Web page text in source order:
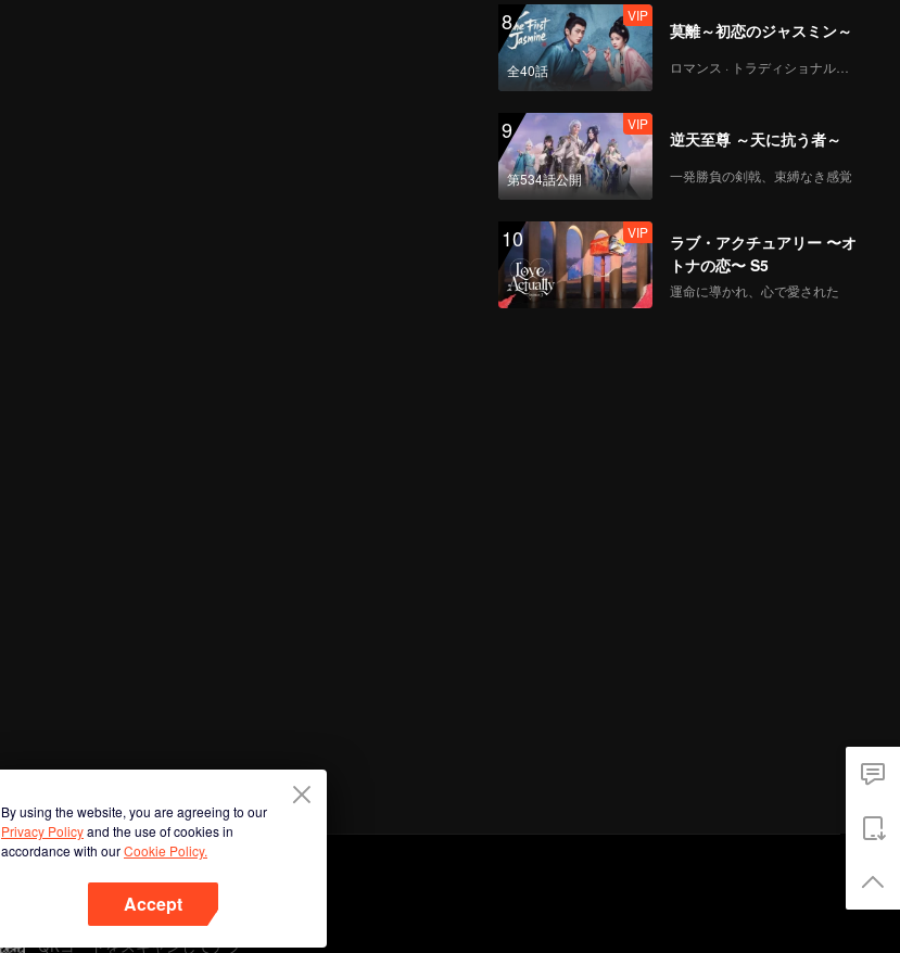
8
全40話
VIP
莫離～初恋のジャスミン～
ロマンス · トラディショナル・コスチューム
9
第534話公開
VIP
逆天至尊 ～天に抗う者～
一発勝負の剣戟、束縛なき感覚
10 VIP
ラブ・アクチュアリー 〜オ
トナの恋〜 S5
運命に導かれ、心で愛された
By using the website, you are agreeing to our
Privacy Policyand the use of cookies in
accordance with ourCookie Policy.
Accept
QRコードをスキャンしてアプ